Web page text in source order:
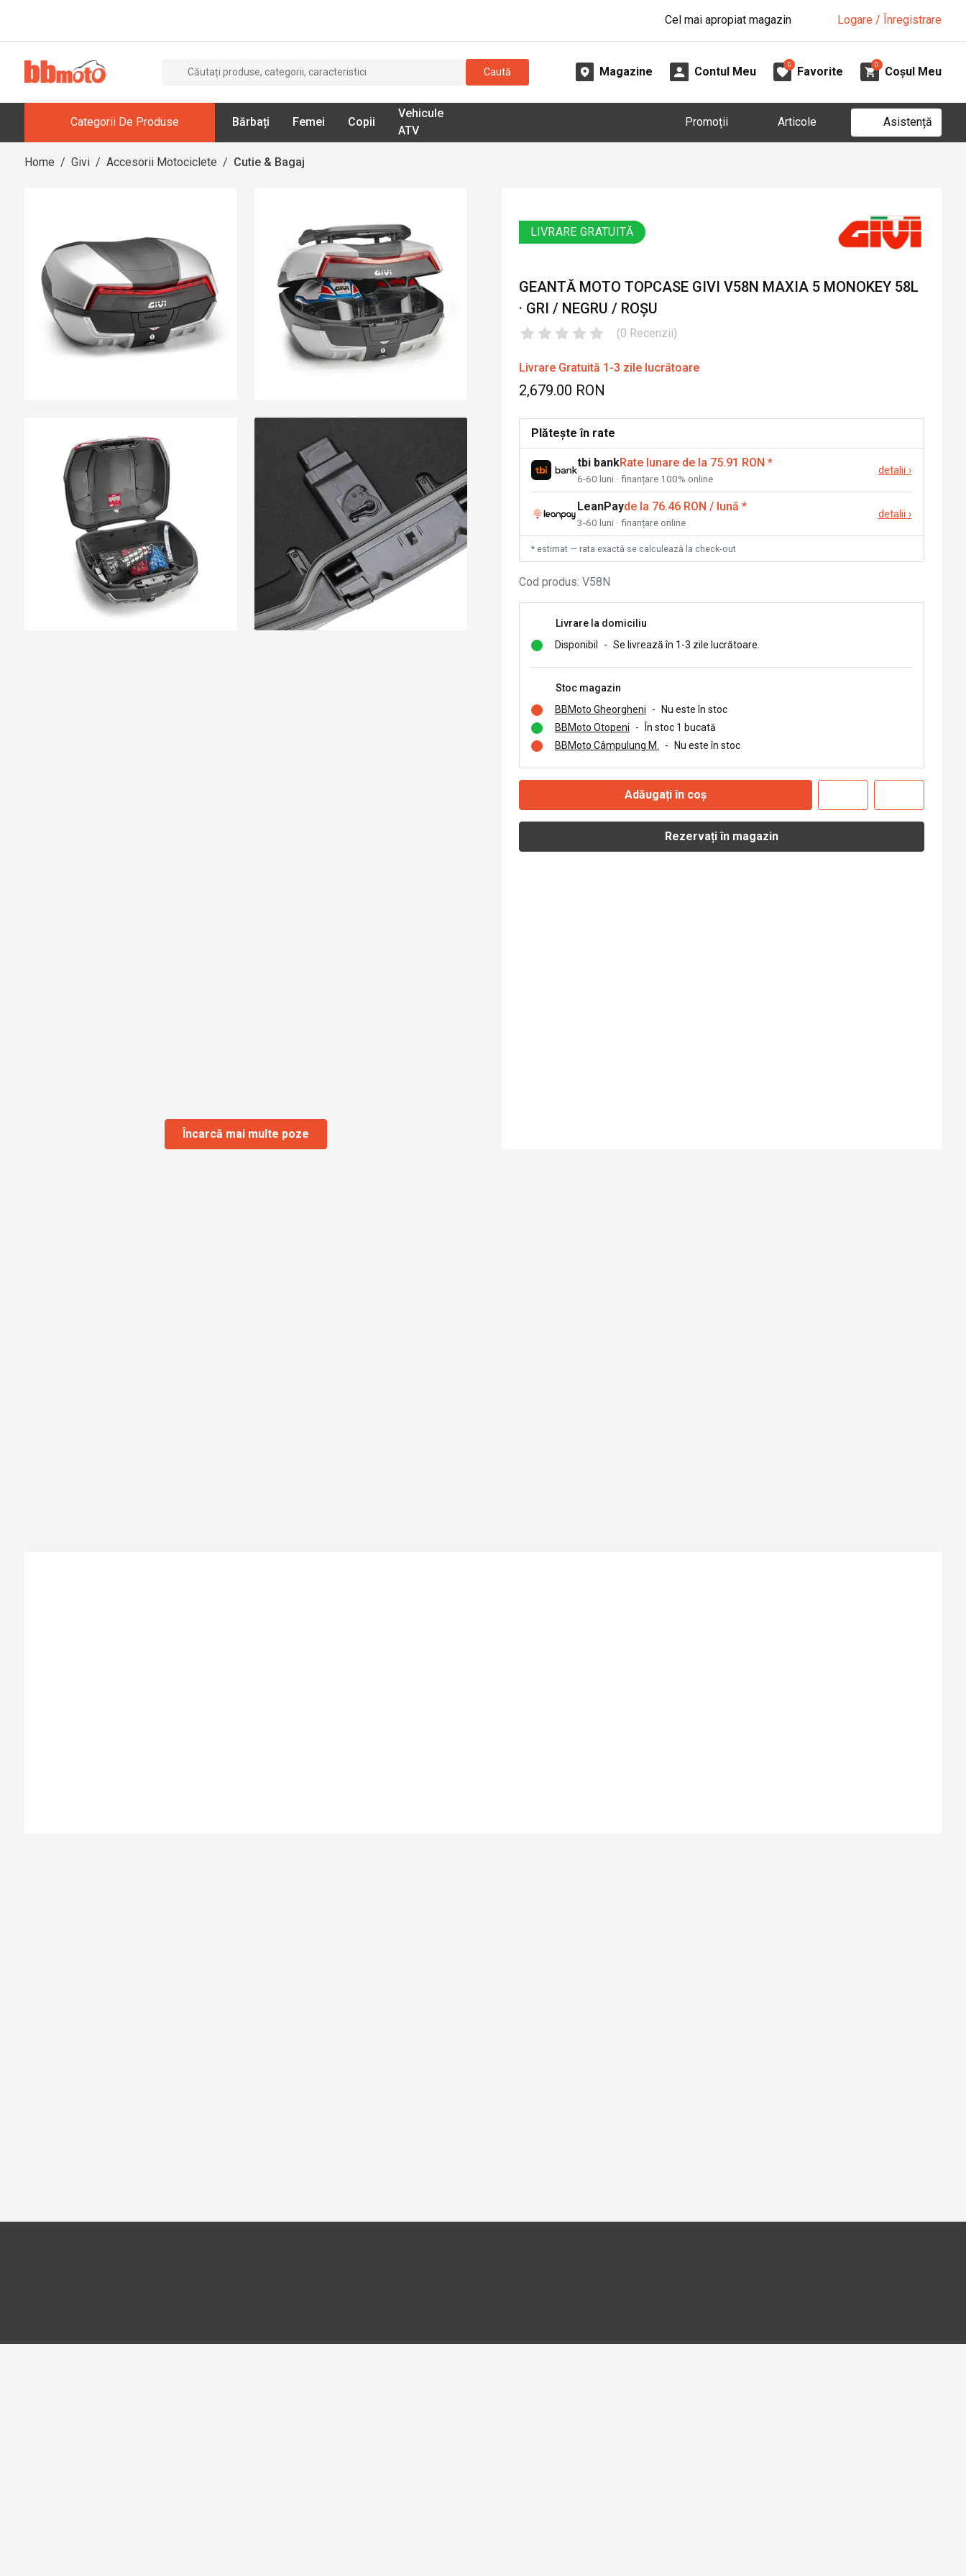
Cel mai apropiat magazin Logare / Înregistrare
Caută Magazine Contul Meu
0
Favorite
0
Coșul Meu
Categorii De Produse Bărbați Femei Copii
Vehicule
ATV
Promoții Articole Asistență
Home / Givi / Accesorii Motociclete / Cutie & Bagaj
Încarcă mai multe poze
LIVRARE GRATUITĂ
GEANTĂ MOTO TOPCASE GIVI V58N MAXIA 5 MONOKEY 58L
· GRI / NEGRU / ROȘU
(0 Recenzii)
Livrare Gratuită 1-3 zile lucrătoare
2,679.00 RON
Plătește în rate
tbi bankRate lunare de la 75.91 RON *
6-60 luni · finanțare 100% online
detalii ›
LeanPayde la 76.46 RON / lună *
3-60 luni · finanțare online
detalii ›
* estimat — rata exactă se calculează la check-out
Cod produs: V58N
Livrare la domiciliu
Disponibil
- Se livrează în 1-3 zile lucrătoare.
Stoc magazin
BBMoto Gheorgheni
-
Nu este în stoc
BBMoto Otopeni
-
În stoc 1 bucată
BBMoto Câmpulung M.
- Nu este în stoc
Adăugați în coș
Rezervați în magazin